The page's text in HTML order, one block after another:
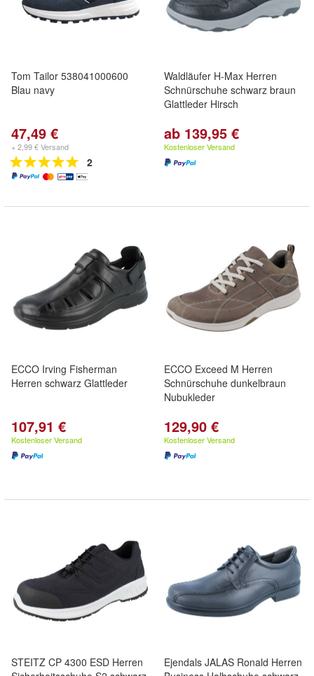
Tom Tailor 538041000600
Blau navy
47,49 €
+ 2,99 € Versand
2
Waldläufer H-Max Herren
Schnürschuhe schwarz braun
Glattleder Hirsch
ab 139,95 €
Kostenloser Versand
ECCO Irving Fisherman
Herren schwarz Glattleder
107,91 €
Kostenloser Versand
ECCO Exceed M Herren
Schnürschuhe dunkelbraun
Nubukleder
129,90 €
Kostenloser Versand
STEITZ CP 4300 ESD Herren
Ejendals JALAS Ronald Herren